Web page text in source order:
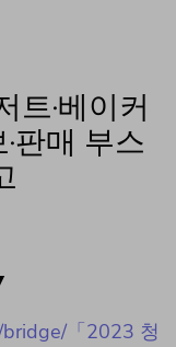
트·베이커
판매 부스
「2023 청